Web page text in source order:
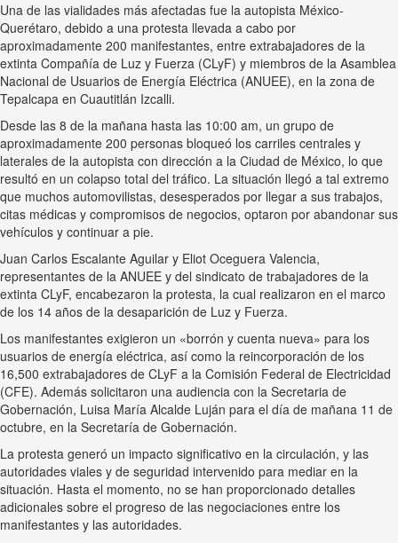
Una de las vialidades más afectadas fue la autopista México-
Querétaro, debido a una protesta llevada a cabo por
aproximadamente 200 manifestantes, entre extrabajadores de la
extinta Compañía de Luz y Fuerza (CLyF) y miembros de la Asamblea
Nacional de Usuarios de Energía Eléctrica (ANUEE), en la zona de
Tepalcapa en Cuautitlán Izcalli.
Desde las 8 de la mañana hasta las 10:00 am, un grupo de
aproximadamente 200 personas bloqueó los carriles centrales y
laterales de la autopista con dirección a la Ciudad de México, lo que
resultó en un colapso total del tráfico. La situación llegó a tal extremo
que muchos automovilistas, desesperados por llegar a sus trabajos,
citas médicas y compromisos de negocios, optaron por abandonar sus
vehículos y continuar a pie.
Juan Carlos Escalante Aguilar y Eliot Oceguera Valencia,
representantes de la ANUEE y del sindicato de trabajadores de la
extinta CLyF, encabezaron la protesta, la cual realizaron en el marco
de los 14 años de la desaparición de Luz y Fuerza.
Los manifestantes exigieron un «borrón y cuenta nueva» para los
usuarios de energía eléctrica, así como la reincorporación de los
16,500 extrabajadores de CLyF a la Comisión Federal de Electricidad
(CFE). Además solicitaron una audiencia con la Secretaria de
Gobernación, Luisa María Alcalde Luján para el día de mañana 11 de
octubre, en la Secretaría de Gobernación.
La protesta generó un impacto significativo en la circulación, y las
autoridades viales y de seguridad intervenido para mediar en la
situación. Hasta el momento, no se han proporcionado detalles
adicionales sobre el progreso de las negociaciones entre los
manifestantes y las autoridades.